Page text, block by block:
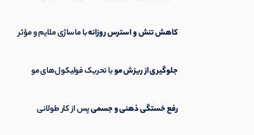
کاهش تنش و استرس روزانهبا ماساژی ملایم و مؤثر
جلوگیری از ریزش موبا تحریک فولیکول‌های مو
رفع خستگی ذهنی و جسمیپس از کار طولانی